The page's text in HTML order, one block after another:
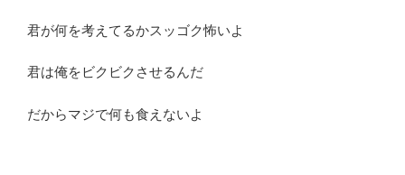
君が何を考えてるかスッゴク怖いよ
君は俺をビクビクさせるんだ
だからマジで何も食えないよ